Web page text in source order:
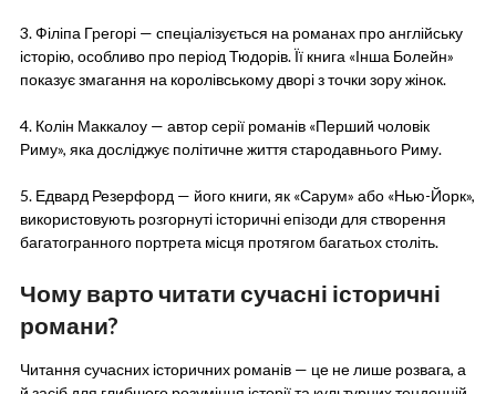
3. Філіпа Грегорі — спеціалізується на романах про англійську
історію, особливо про період Тюдорів. Її книга «Інша Болейн»
показує змагання на королівському дворі з точки зору жінок.
4. Колін Маккалоу — автор серії романів «Перший чоловік
Риму», яка досліджує політичне життя стародавнього Риму.
5. Едвард Резерфорд — його книги, як «Сарум» або «Нью-Йорк»,
використовують розгорнуті історичні епізоди для створення
багатогранного портрета місця протягом багатьох століть.
Чому варто читати сучасні історичні
романи?
Читання сучасних історичних романів — це не лише розвага, а